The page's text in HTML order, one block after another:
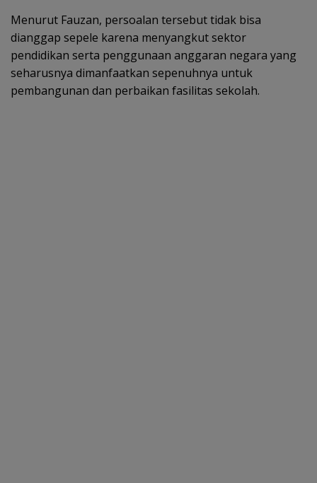
Menurut Fauzan, persoalan tersebut tidak bisa
dianggap sepele karena menyangkut sektor
pendidikan serta penggunaan anggaran negara yang
seharusnya dimanfaatkan sepenuhnya untuk
pembangunan dan perbaikan fasilitas sekolah.